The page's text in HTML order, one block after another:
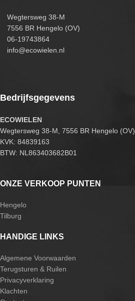
Wegtersweg 38-M
7556 BR Hengelo (OV)
06-19743864
info@ecowielen.nl
Bedrijfsgegevens
ECOWIELEN
Wegtersweg 38-M, 7556 BR Hengelo (OV)
KVK: 84839163
BTW: NL863403682B01
ONZE VERKOOP PUNTEN
Hengelo
Tilburg
HANDIGE LINKS
Algemene Voorwaarden
Terugsturen & Ruilen
Privacyverklaring
Klachten